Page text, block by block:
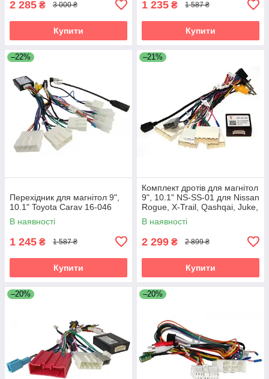
2 285 ₴ 3 000 ₴
Купити
1 235 ₴ 1 587 ₴
Купити
–22%
Перехідник для магнітол 9",
10.1" Toyota Carav 16-046
В наявності
1 245 ₴ 1 587 ₴
Купити
–21%
Комплект дротів для магнітол
9", 10.1" NS-SS-01 для Nissan
Rogue, X-Trail, Qashqai, Juke,
Note, Patrol, Navara,
Pathfinder
В наявності
2 299 ₴ 2 899 ₴
Купити
–20% –20%